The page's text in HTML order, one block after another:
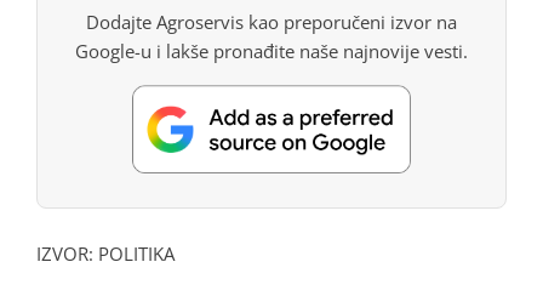
Dodajte Agroservis kao preporučeni izvor na
Google-u i lakše pronađite naše najnovije vesti.
IZVOR: POLITIKA